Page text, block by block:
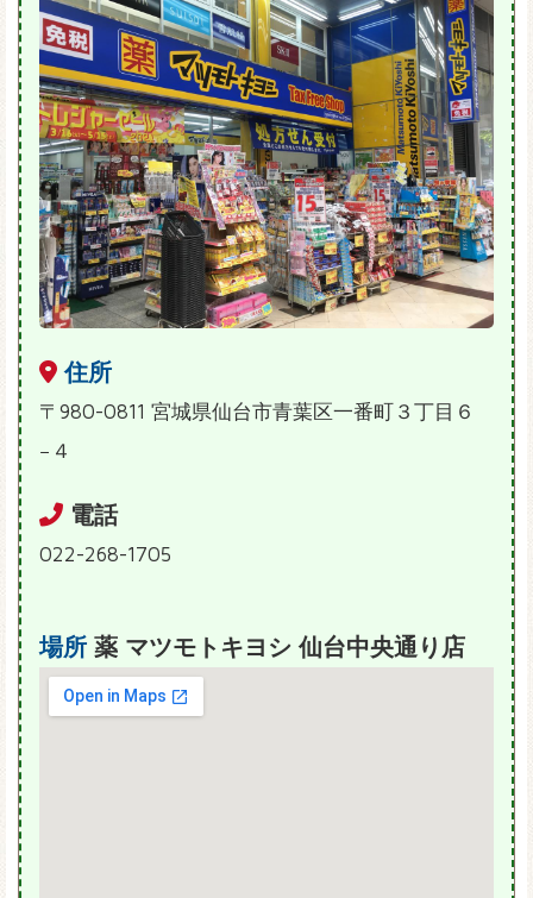
住所
〒980-0811 宮城県仙台市青葉区一番町３丁目６
−４
電話
022-268-1705
場所 薬 マツモトキヨシ 仙台中央通り店